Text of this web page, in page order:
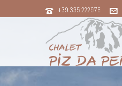
+39 335 222976